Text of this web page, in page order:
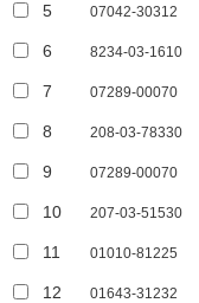
5 07042-30312
6 8234-03-1610
7 07289-00070
8 208-03-78330
9 07289-00070
10 207-03-51530
11 01010-81225
12 01643-31232